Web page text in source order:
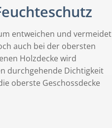
entweichen und vermeidet
auch bei der obersten
Holzdecke wird
durchgehende Dichtigkeit
oberste Geschossdecke